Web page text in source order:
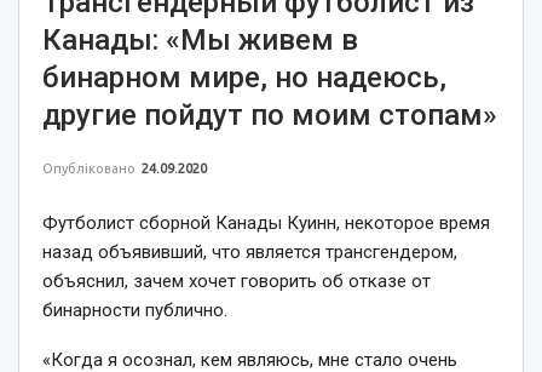
Канады: «Мы живем в
бинарном мире, но надеюсь,
другие пойдут по моим стопам»
Опубліковано 24.09.2020
Футболист сборной Канады Куинн, некоторое время
назад объявивший, что является трансгендером,
объяснил, зачем хочет говорить об отказе от
бинарности публично.
«Когда я осознал, кем являюсь, мне стало очень